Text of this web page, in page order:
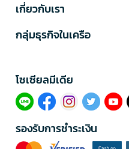
เกี่ยวกับเรา
กลุ่มธุรกิจในเครือ
โซเซียลมีเดีย​
รองรับการชำระเงิน